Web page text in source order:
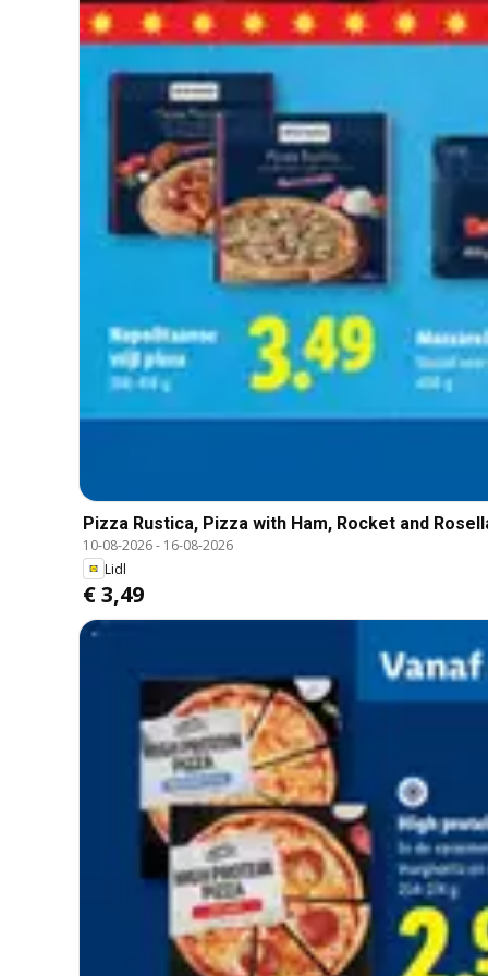
Pizza Rustica, Pizza with Ham, Rocket and
10-08-2026- 16-08-2026
Lidl
€ 3,49